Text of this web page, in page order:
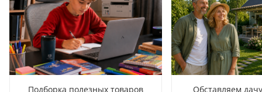
Подборка полезных товаров
Обставляем